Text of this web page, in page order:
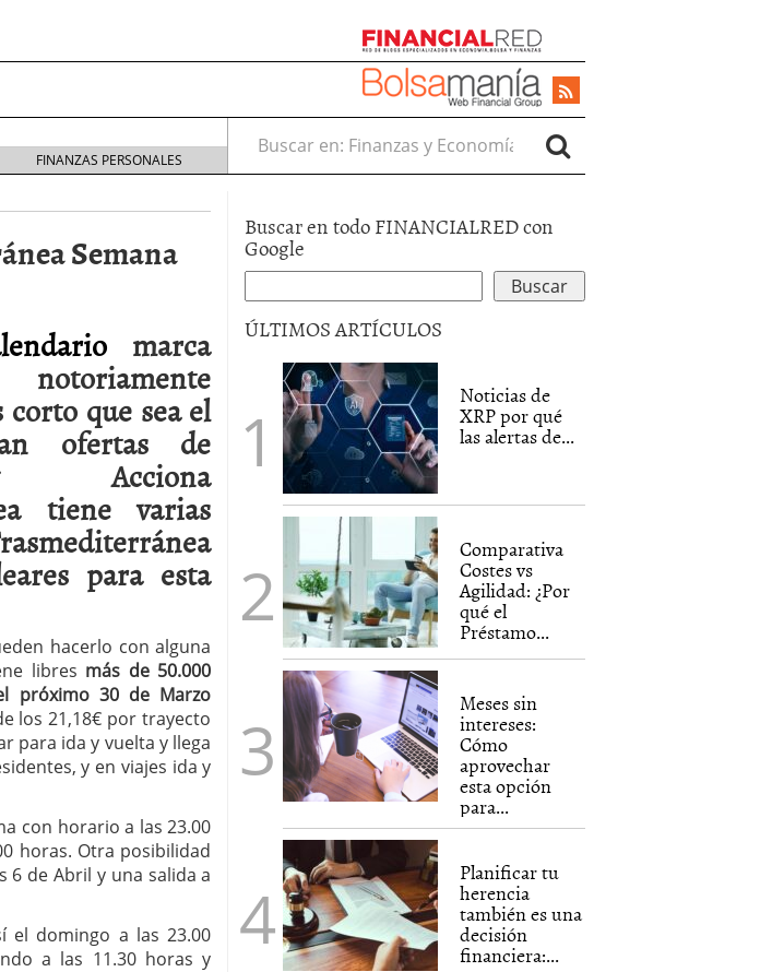
Promotor privado
gestionar tus
cómo anticiparte
de 2025
FINANZAS PERSONALES
Buscar en:
Semana
marca
que sea el
ofertas de
Acciona
tiene varias
para esta
hacerlo con alguna
libres más de 50.000
próximo 30 de Marzo
los 21,18€ por trayecto
para ida y vuelta y llega
y en viajes ida y
con horario a las 23.00
horas. Otra posibilidad
6 de Abril y una salida a
el domingo a las 23.00
a las 11.30 horas y
Buscar en todo FINANCIALRED con
Google
ÚLTIMOS ARTÍCULOS
Noticias de
XRP por qué
las alertas de...
Comparativa
Costes vs
Agilidad: ¿Por
qué el
Préstamo...
Meses sin
intereses:
Cómo
aprovechar
esta opción
para...
Planificar tu
herencia
también es una
decisión
financiera:...